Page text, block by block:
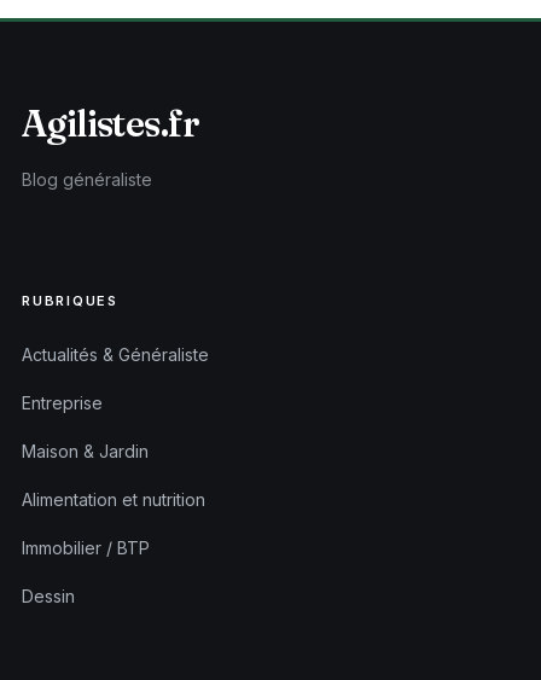
Agilistes.fr
Blog généraliste
RUBRIQUES
Actualités & Généraliste
Entreprise
Maison & Jardin
Alimentation et nutrition
Immobilier / BTP
Dessin